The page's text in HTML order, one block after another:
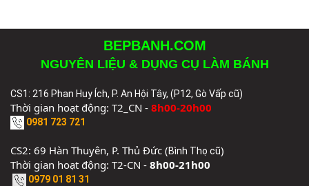
BEPBANH.COM
NGUYÊN LIỆU & DỤNG CỤ LÀM BÁNH
CS1: 216 Phan Huy Ích, P. An Hội Tây, (P12, Gò Vấp cũ)
Thời gian hoạt động: T2_CN - 8h00-20h00
0981 723 721
CS2: 69 Hàn Thuyên, P. Thủ Đức (Bình Thọ cũ)
Thời gian hoạt động: T2-CN - 8h00-21h00
0979 01 81 31